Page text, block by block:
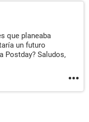
que planeaba
un futuro
Postday? Saludos,